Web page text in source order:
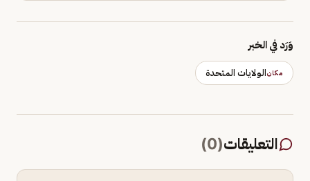
وَرَد في الخبر
مكانالولايات المتحدة
التعليقات(
0
)